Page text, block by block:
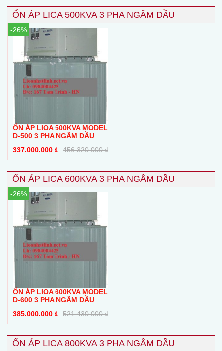
ỔN ÁP LIOA 500KVA 3 PHA NGÂM DẦU
-26%
ỔN ÁP LIOA 500KVA MODEL
D-500 3 PHA NGÂM DẦU
456.320.000₫
337.000.000 ₫
ỔN ÁP LIOA 600KVA 3 PHA NGÂM DẦU
-26%
ỔN ÁP LIOA 600KVA MODEL
D-600 3 PHA NGÂM DẦU
521.430.000₫
385.000.000 ₫
ỔN ÁP LIOA 800KVA 3 PHA NGÂM DẦU